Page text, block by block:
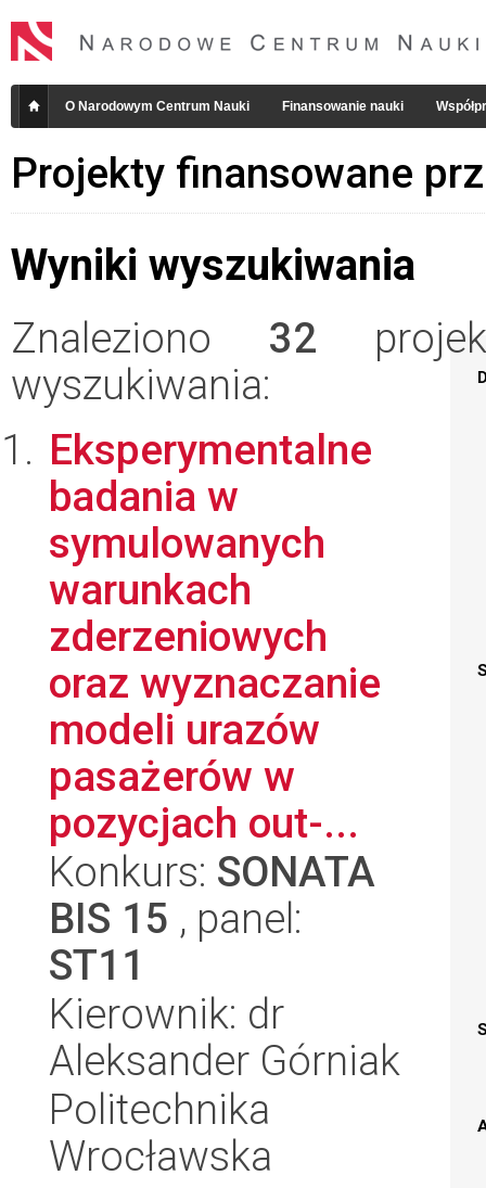
O Narodowym Centrum Nauki Finansowanie nauki
Projekty finansowane
Wyniki wyszukiwania
Znaleziono 32
wyszukiwania:
Eksperymentalne
badania w
symulowanych
warunkach
zderzeniowych
oraz wyznaczanie
modeli urazów
pasażerów w
pozycjach out-...
Konkurs: SONATA
BIS 15 , panel:
ST11
Kierownik: dr
Aleksander Górniak
Politechnika
Wrocławska